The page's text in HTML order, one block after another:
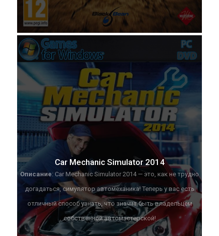
Car Mechanic Simulator 2014
Описание: Car Mechanic Simulator 2014 — это, как не трудно
догадаться, симулятор автомеханика! Теперь у вас есть
отличный способ узнать, что значит быть владельцем
собственной автомастерской!